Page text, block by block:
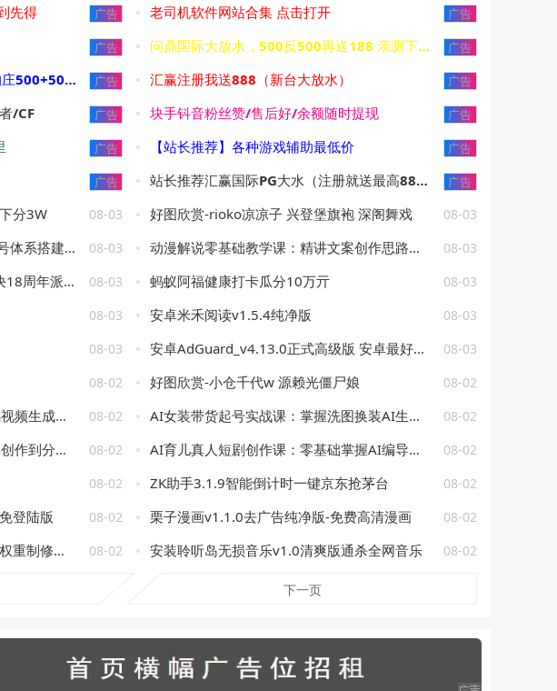
先得 广告 老司机软件网站合集 点击打开 广告
广告 问鼎国际大放水，500反500再送188 亲测下分3W 广告
新人大水 广告 汇赢注册我送888（新台大放水） 广告
/CF 广告 块手钭音粉丝赞/售后好/余额随时提现 广告
广告 【站长推荐】各种游戏辅助最低价 广告
广告 站长推荐汇赢国际PG大水（注册就送最高888） 广告
分3W 08-03 好图欣赏-rioko凉凉子 兴登堡旗袍 深阁舞戏 08-03
放工作流（更新） 08-03 动漫解说零基础教学课：精讲文案创作思路，手机电脑双端配音剪辑落地学习 08-03
年派对等 08-03 蚂蚁阿福健康打卡瓜分10万亓 08-03
08-03 安卓米禾阅读v1.5.4纯净版 08-03
08-03 安卓AdGuard_v4.13.0正式高级版 安卓最好用的广告过滤器 08-03
08-02 好图欣赏-小仓千代w 源赖光僵尸娘 08-02
与运营矩阵教学 08-02 AI女装带货起号实战课：掌握洗图换装AI生成视频技巧，低成本搭建女装短视频账号 08-02
板直接落地出片 08-02 AI育儿真人短剧创作课：零基础掌握AI编导思维，批量制作育儿赛道爆款短视频 08-02
08-02 ZK助手3.1.9智能倒计时一键京东抢茅台 08-02
登陆版 08-02 栗子漫画v1.1.0去广告纯净版-免费高清漫画 08-02
修复版 08-02 安装聆听岛无损音乐v1.0清爽版通杀全网音乐 08-02
下一页